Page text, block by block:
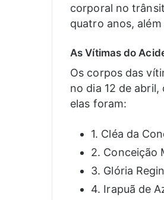
corporal no
quatro anos,
As Vítimas do
Os corpos das
no dia 12 de
elas foram:
1. Cléa da
2. Conceição
3. Glória
4. Irapuã de